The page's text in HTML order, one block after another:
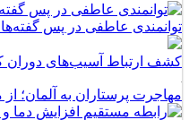
توانمندی عاطفی در پس
کشف ارتباط آسیب‌های دوران
مهاجرت پرستاران به آلمان؛